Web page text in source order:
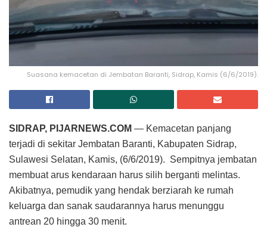
Suasana kemacetan di Jembatan Baranti, Sidrap, Kamis (6/6/2019).
SIDRAP, PIJARNEWS.COM — Kemacetan panjang
terjadi di sekitar Jembatan Baranti, Kabupaten Sidrap,
Sulawesi Selatan, Kamis, (6/6/2019). Sempitnya jembatan
membuat arus kendaraan harus silih berganti melintas.
Akibatnya, pemudik yang hendak berziarah ke rumah
keluarga dan sanak saudarannya harus menunggu
antrean 20 hingga 30 menit.